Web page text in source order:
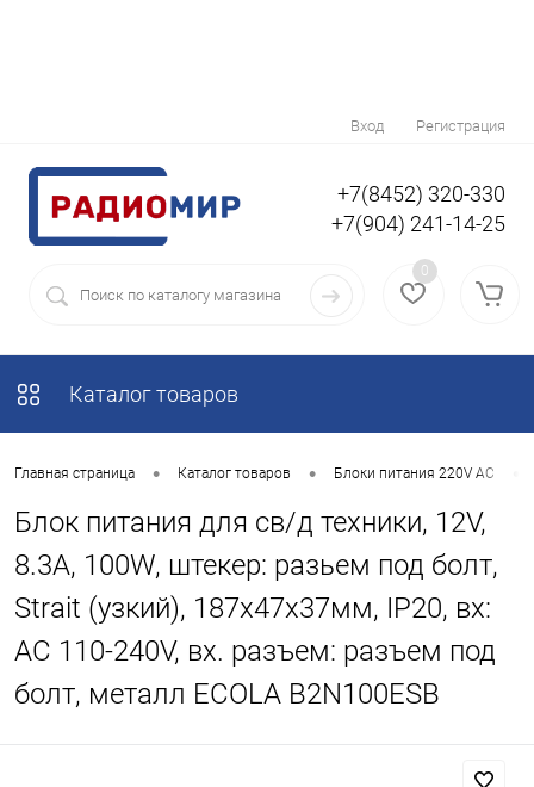
Вход Регистрация
+7(8452) 320-330
+7(904) 241-14-25
0
Каталог товаров
Главная страница • Каталог товаров • Блоки питания 220V AC
Блок питания для св/д техники, 12V,
8.3A, 100W, штекер: разьем под болт,
Strait (узкий), 187x47x37мм, IP20, вх:
AC 110-240V, вх. разъем: разъем под
болт, металл ECOLA B2N100ESB